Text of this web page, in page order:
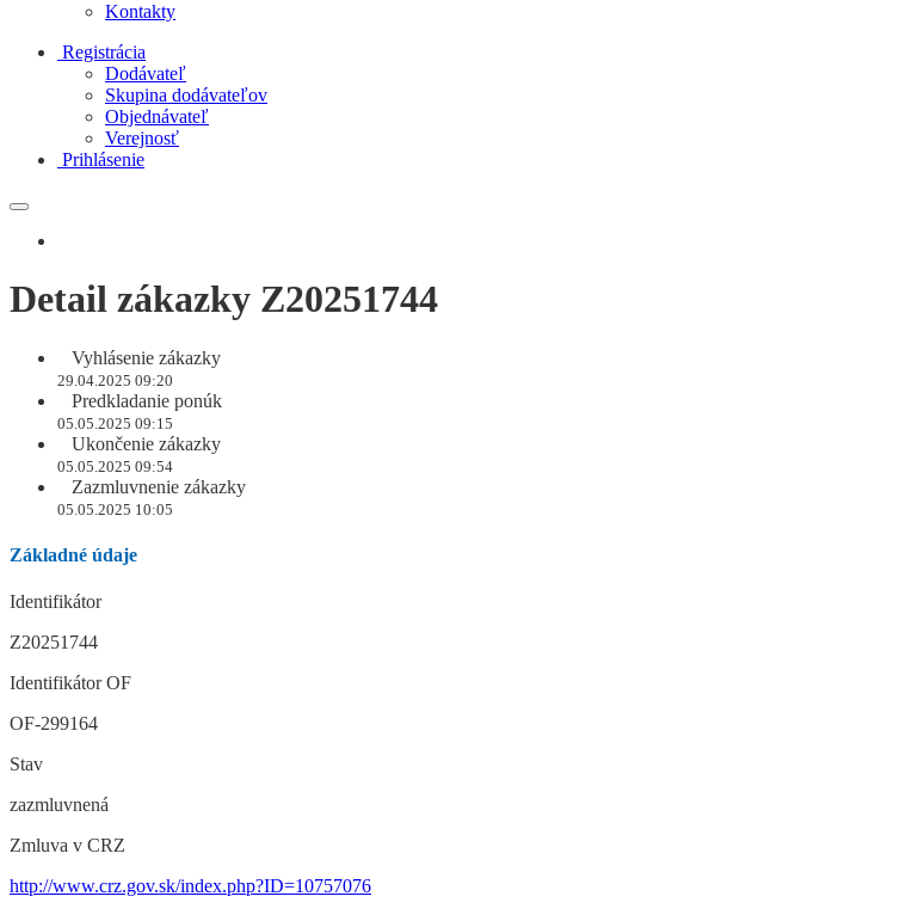
Kontakty
Registrácia
Dodávateľ
Skupina dodávateľov
Objednávateľ
Verejnosť
Prihlásenie
Detail zákazky Z20251744
Vyhlásenie zákazky
29.04.2025 09:20
Predkladanie ponúk
05.05.2025 09:15
Ukončenie zákazky
05.05.2025 09:54
Zazmluvnenie zákazky
05.05.2025 10:05
Základné údaje
Identifikátor
Z20251744
Identifikátor OF
OF-299164
Stav
zazmluvnená
Zmluva v CRZ
http://www.crz.gov.sk/index.php?ID=10757076